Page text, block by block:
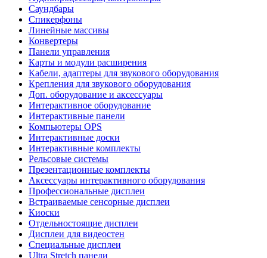
Саундбары
Спикерфоны
Линейные массивы
Конвертеры
Панели управления
Карты и модули расширения
Кабели, адаптеры для звукового оборудования
Крепления для звукового оборудования
Доп. оборудование и аксессуары
Интерактивное оборудование
Интерактивные панели
Компьютеры OPS
Интерактивные доски
Интерактивные комплекты
Рельсовые системы
Презентационные комплекты
Аксессуары интерактивного оборудования
Профессиональные дисплеи
Встраиваемые сенсорные дисплеи
Киоски
Отдельностоящие дисплеи
Дисплеи для видеостен
Специальные дисплеи
Ultra Stretch панели